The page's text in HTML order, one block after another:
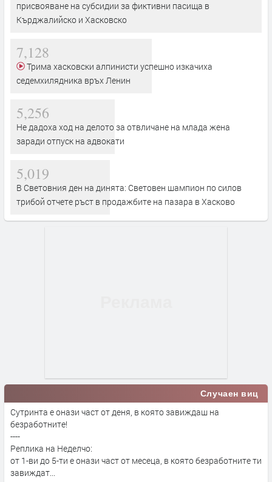
присвояване на субсидии за фиктивни пасища в
Кърджалийско и Хасковско
7,128
седемхилядника връх Ленин
5,256
Не дадоха ход на делото за отвличане на млада жена
заради отпуск на адвокати
5,019
В Световния ден на динята: Световен шампион по силов
трибой отчете ръст в продажбите на пазара в Хасково
Случаен виц
Сутринта е онази част от деня, в която завиждаш на
безработните!
----
Реплика на Неделчо:
от 1-ви до 5-ти е онази част от месеца, в която безработните ти
завиждат...